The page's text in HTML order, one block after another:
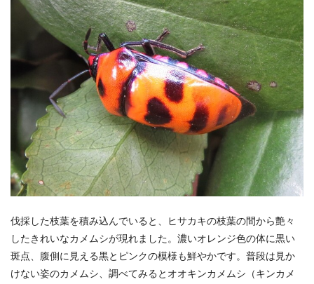
伐採した枝葉を積み込んでいると、ヒサカキの枝葉の間から艶々
したきれいなカメムシが現れました。濃いオレンジ色の体に黒い
斑点、腹側に見える黒とピンクの模様も鮮やかです。普段は見か
けない姿のカメムシ、調べてみるとオオキンカメムシ（キンカメ